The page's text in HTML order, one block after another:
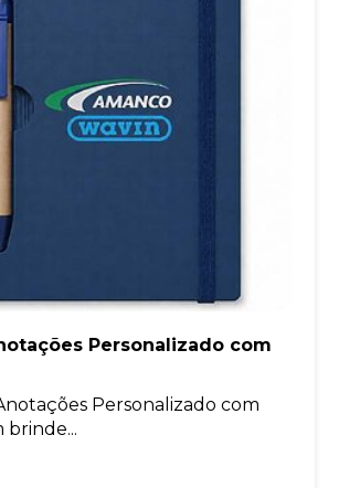
Personalizado com
Personalizado com
brinde...